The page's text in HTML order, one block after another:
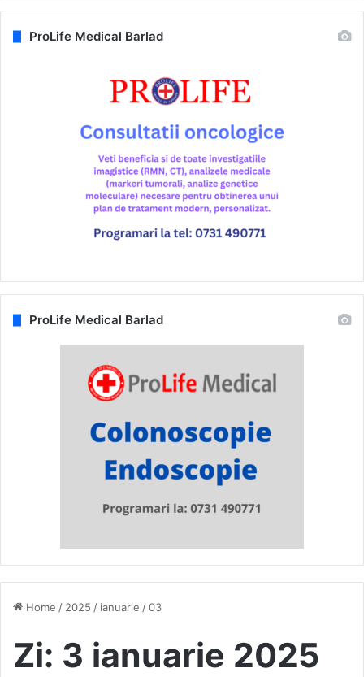
Home / 2025 / ianuarie /03
Zi: 3 ianuarie 2025
ProLife Medical Barlad
ProLife Medical Barlad